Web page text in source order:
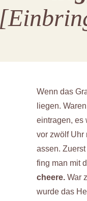
Wenn das
liegen.
eintragen, es
vor zwölf Uhr
assen.
fing man mit
cheere. War
wurde das